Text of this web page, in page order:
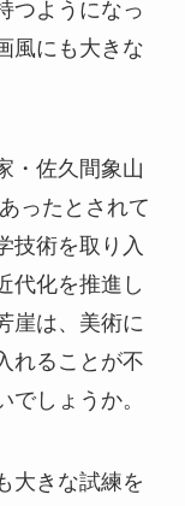
つようになっ
風にも大きな
・佐久間象山
ったとされて
技術を取り入
代化を推進し
崖は、美術に
れることが不
しょうか。
大きな試練を